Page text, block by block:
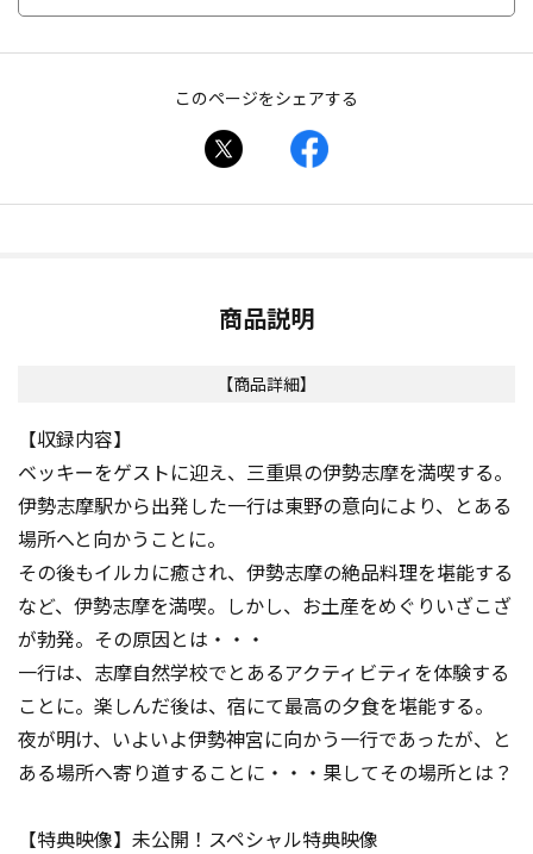
このページをシェアする
商品説明
【商品詳細】
【収録内容】
ベッキーをゲストに迎え、三重県の伊勢志摩を満喫する。
伊勢志摩駅から出発した一行は東野の意向により、とある
場所へと向かうことに。
その後もイルカに癒され、伊勢志摩の絶品料理を堪能する
など、伊勢志摩を満喫。しかし、お土産をめぐりいざこざ
が勃発。その原因とは・・・
一行は、志摩自然学校でとあるアクティビティを体験する
ことに。楽しんだ後は、宿にて最高の夕食を堪能する。
夜が明け、いよいよ伊勢神宮に向かう一行であったが、と
ある場所へ寄り道することに・・・果してその場所とは？
【特典映像】未公開！スペシャル特典映像